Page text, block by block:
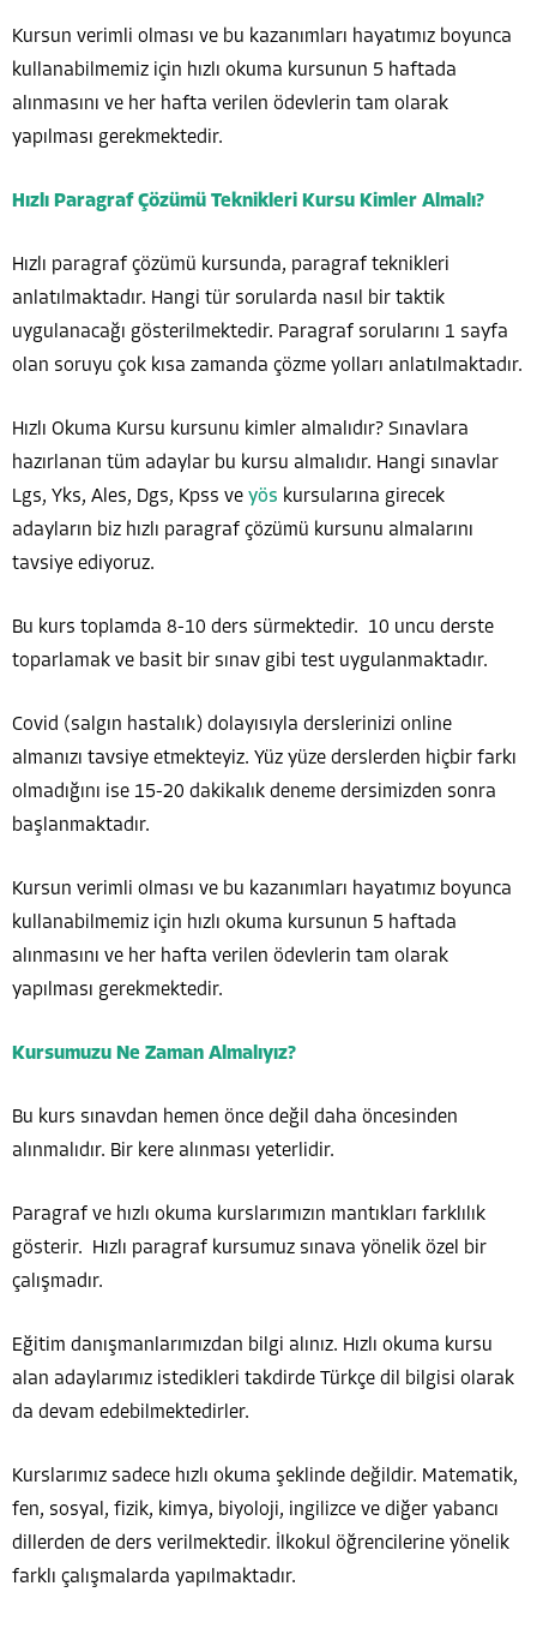
Kursun verimli olması ve bu kazanımları hayatımız boyunca
kullanabilmemiz için hızlı okuma kursunun 5 haftada
alınmasını ve her hafta verilen ödevlerin tam olarak
yapılması gerekmektedir.
Hızlı Paragraf Çözümü Teknikleri Kursu Kimler Almalı?
Hızlı paragraf çözümü kursunda, paragraf teknikleri
anlatılmaktadır. Hangi tür sorularda nasıl bir taktik
uygulanacağı gösterilmektedir. Paragraf sorularını 1 sayfa
olan soruyu çok kısa zamanda çözme yolları anlatılmaktadır.
Hızlı Okuma Kursu kursunu kimler almalıdır? Sınavlara
hazırlanan tüm adaylar bu kursu almalıdır. Hangi sınavlar
Lgs, Yks, Ales, Dgs, Kpss ve yös kursularına girecek
adayların biz hızlı paragraf çözümü kursunu almalarını
tavsiye ediyoruz.
Bu kurs toplamda 8-10 ders sürmektedir. 10 uncu derste
toparlamak ve basit bir sınav gibi test uygulanmaktadır.
Covid (salgın hastalık) dolayısıyla derslerinizi online
almanızı tavsiye etmekteyiz. Yüz yüze derslerden hiçbir farkı
olmadığını ise 15-20 dakikalık deneme dersimizden sonra
başlanmaktadır.
Kursun verimli olması ve bu kazanımları hayatımız boyunca
kullanabilmemiz için hızlı okuma kursunun 5 haftada
alınmasını ve her hafta verilen ödevlerin tam olarak
yapılması gerekmektedir.
Kursumuzu Ne Zaman Almalıyız?
Bu kurs sınavdan hemen önce değil daha öncesinden
alınmalıdır. Bir kere alınması yeterlidir.
Paragraf ve hızlı okuma kurslarımızın mantıkları farklılık
gösterir. Hızlı paragraf kursumuz sınava yönelik özel bir
çalışmadır.
Eğitim danışmanlarımızdan bilgi alınız. Hızlı okuma kursu
alan adaylarımız istedikleri takdirde Türkçe dil bilgisi olarak
da devam edebilmektedirler.
Kurslarımız sadece hızlı okuma şeklinde değildir. Matematik,
fen, sosyal, fizik, kimya, biyoloji, ingilizce ve diğer yabancı
dillerden de ders verilmektedir. İlkokul öğrencilerine yönelik
farklı çalışmalarda yapılmaktadır.